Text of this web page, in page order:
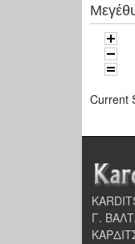
Current
Γ.